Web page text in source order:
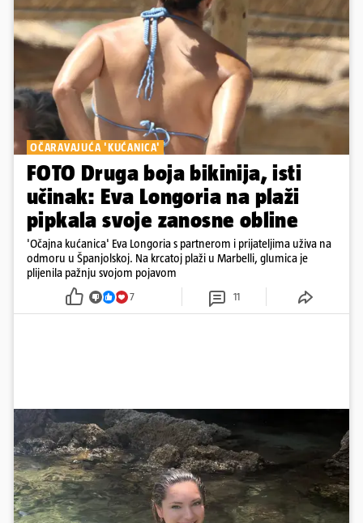
OČARAVAJUĆA 'KUĆANICA'
FOTO Druga boja bikinija, isti
učinak: Eva Longoria na plaži
pipkala svoje zanosne obline
'Očajna kućanica' Eva Longoria s partnerom i prijateljima uživa na
odmoru u Španjolskoj. Na krcatoj plaži u Marbelli, glumica je
plijenila pažnju svojom pojavom
7 11